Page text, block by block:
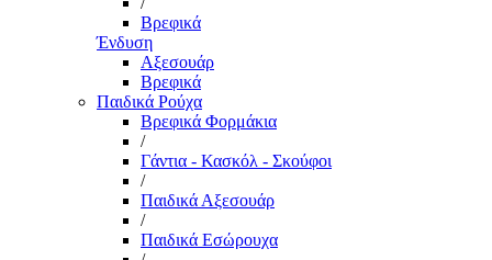
Βρεφικά
Ένδυση
Αξεσουάρ
Βρεφικά
Παιδικά Ρούχα
Βρεφικά Φορμάκια
/
Γάντια - Κασκόλ - Σκούφοι
/
Παιδικά Αξεσουάρ
/
Παιδικά Εσώρουχα